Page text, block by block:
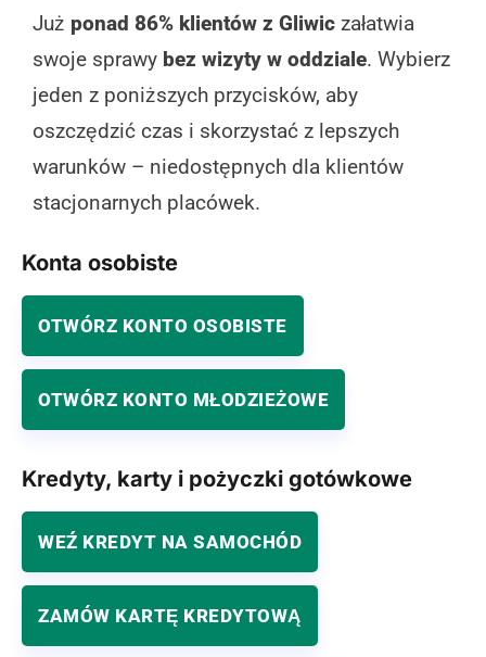
Już ponad 86% klientów z Gliwic załatwia
swoje sprawy bez wizyty w oddziale. Wybierz
jeden z poniższych przycisków, aby
oszczędzić czas i skorzystać z lepszych
warunków – niedostępnych dla klientów
stacjonarnych placówek.
Konta osobiste
OTWÓRZ KONTO OSOBISTE
OTWÓRZ KONTO MŁODZIEŻOWE
Kredyty, karty i pożyczki gotówkowe
WEŹ KREDYT NA SAMOCHÓD
ZAMÓW KARTĘ KREDYTOWĄ